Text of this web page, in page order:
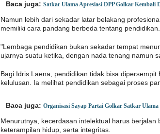
Baca juga: Satkar Ulama Apresiasi DPP Golkar
Namun lebih dari sekadar latar belakang
memiliki cara pandang berbeda tentang pendidikan.
"Lembaga pendidikan bukan sekadar tempat
ujarnya suatu ketika, dengan nada tenang namun
Bagi Idris Laena, pendidikan tidak bisa
kelulusan. Ia melihat pendidikan sebagai proses
Baca juga: Organisasi Sayap Partai Golkar Satkar
Menurutnya, kecerdasan intelektual harus berjalan
keterampilan hidup, serta integritas.